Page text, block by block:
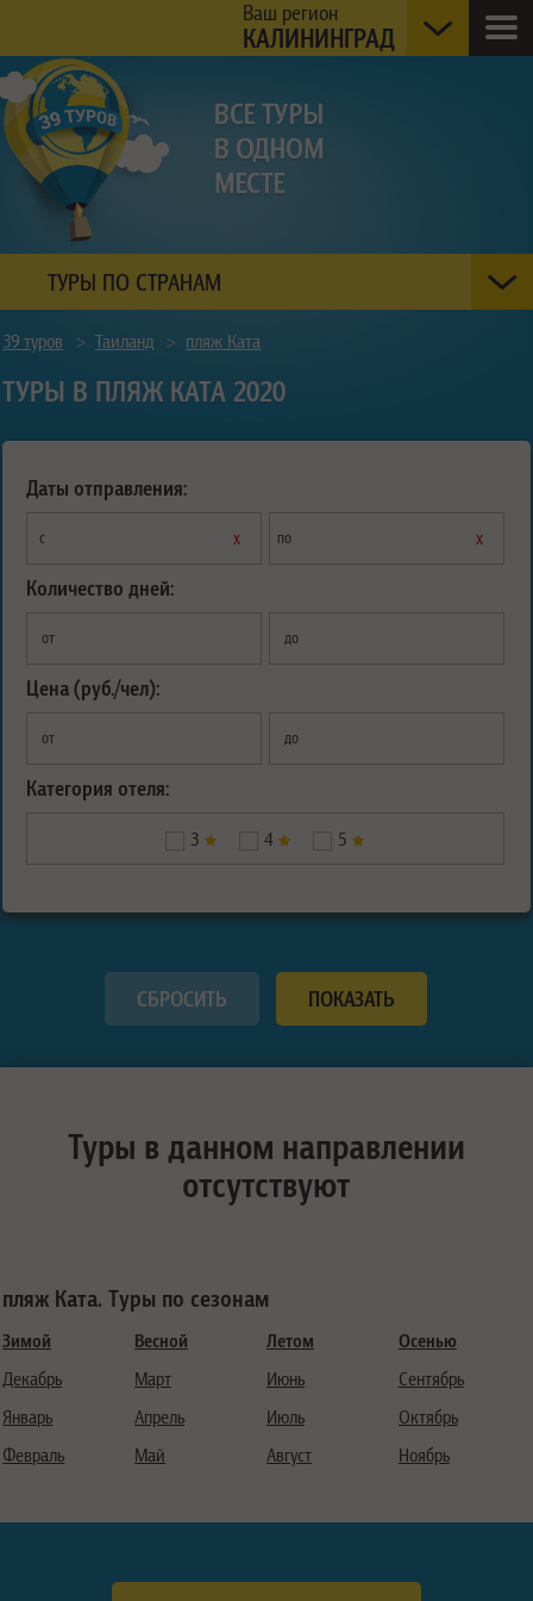
Ваш регион
КАЛИНИНГРАД
ТУРЫ ПО СТРАНАМ
39 туров > Таиланд > пляж Ката
ТУРЫ В ПЛЯЖ КАТА 2020
Даты отправления:
с х по х
Количество дней:
от до
Цена (руб./чел):
от до
Категория отеля:
3 4 5
Туры в данном направлении
отсутствуют
пляж Ката. Туры по сезонам
Зимой
Декабрь
Январь
Февраль
Весной
Март
Апрель
Май
Летом
Июнь
Июль
Август
Осенью
Сентябрь
Октябрь
Ноябрь